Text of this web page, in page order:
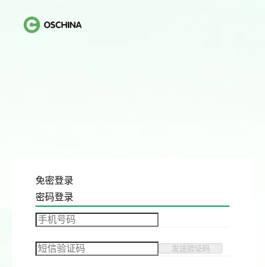
免密登录
密码登录
发送验证码